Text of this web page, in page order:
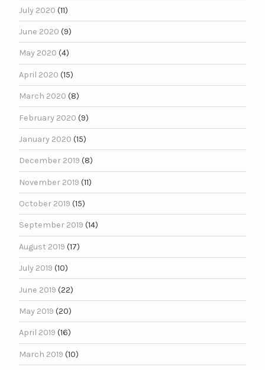
July 2020 (11)
June 2020 (9)
May 2020 (4)
April 2020 (15)
March 2020 (8)
February 2020 (9)
January 2020 (15)
December 2019 (8)
November 2019 (11)
October 2019 (15)
September 2019 (14)
August 2019 (17)
July 2019 (10)
June 2019 (22)
May 2019 (20)
April 2019 (16)
March 2019 (10)